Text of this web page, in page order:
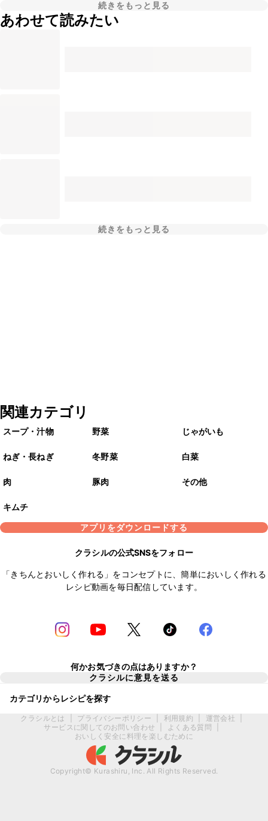
続きをもっと見る
あわせて読みたい
続きをもっと見る
関連カテゴリ
スープ・汁物 野菜 じゃがいも
ねぎ・長ねぎ 冬野菜 白菜
肉 豚肉 その他
キムチ
アプリをダウンロードする
クラシルの公式SNSをフォロー
「きちんとおいしく作れる」をコンセプトに、簡単においしく作れる
レシピ動画を毎日配信しています。
何かお気づきの点はありますか？
クラシルに意見を送る
カテゴリからレシピを探す
クラシルとは プライバシーポリシー 利用規約 運営会社
サービスに関してのお問い合わせ
よくある質問
おいしく安全に料理を楽しむために
Copyright© Kurashiru, Inc. All Rights Reserved.